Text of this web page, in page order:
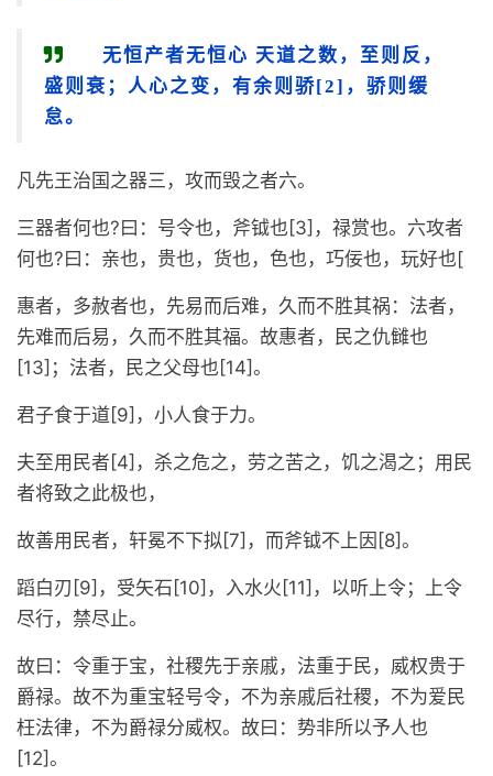
无恒产者无恒心 天道之数，至则反，
盛则衰；人心之变，有余则骄[2]，骄则缓
怠。
凡先王治国之器三，攻而毁之者六。
三器者何也?曰：号令也，斧钺也[3]，禄赏也。六攻者
何也?曰：亲也，贵也，货也，色也，巧佞也，玩好也[
惠者，多赦者也，先易而后难，久而不胜其祸：法者，
先难而后易，久而不胜其福。故惠者，民之仇雠也
[13]；法者，民之父母也[14]。
君子食于道[9]，小人食于力。
夫至用民者[4]，杀之危之，劳之苦之，饥之渴之；用民
者将致之此极也，
故善用民者，轩冕不下拟[7]，而斧钺不上因[8]。
蹈白刃[9]，受矢石[10]，入水火[11]，以听上令；上令
尽行，禁尽止。
故曰：令重于宝，社稷先于亲戚，法重于民，威权贵于
爵禄。故不为重宝轻号令，不为亲戚后社稷，不为爱民
枉法律，不为爵禄分威权。故曰：势非所以予人也
[12]。